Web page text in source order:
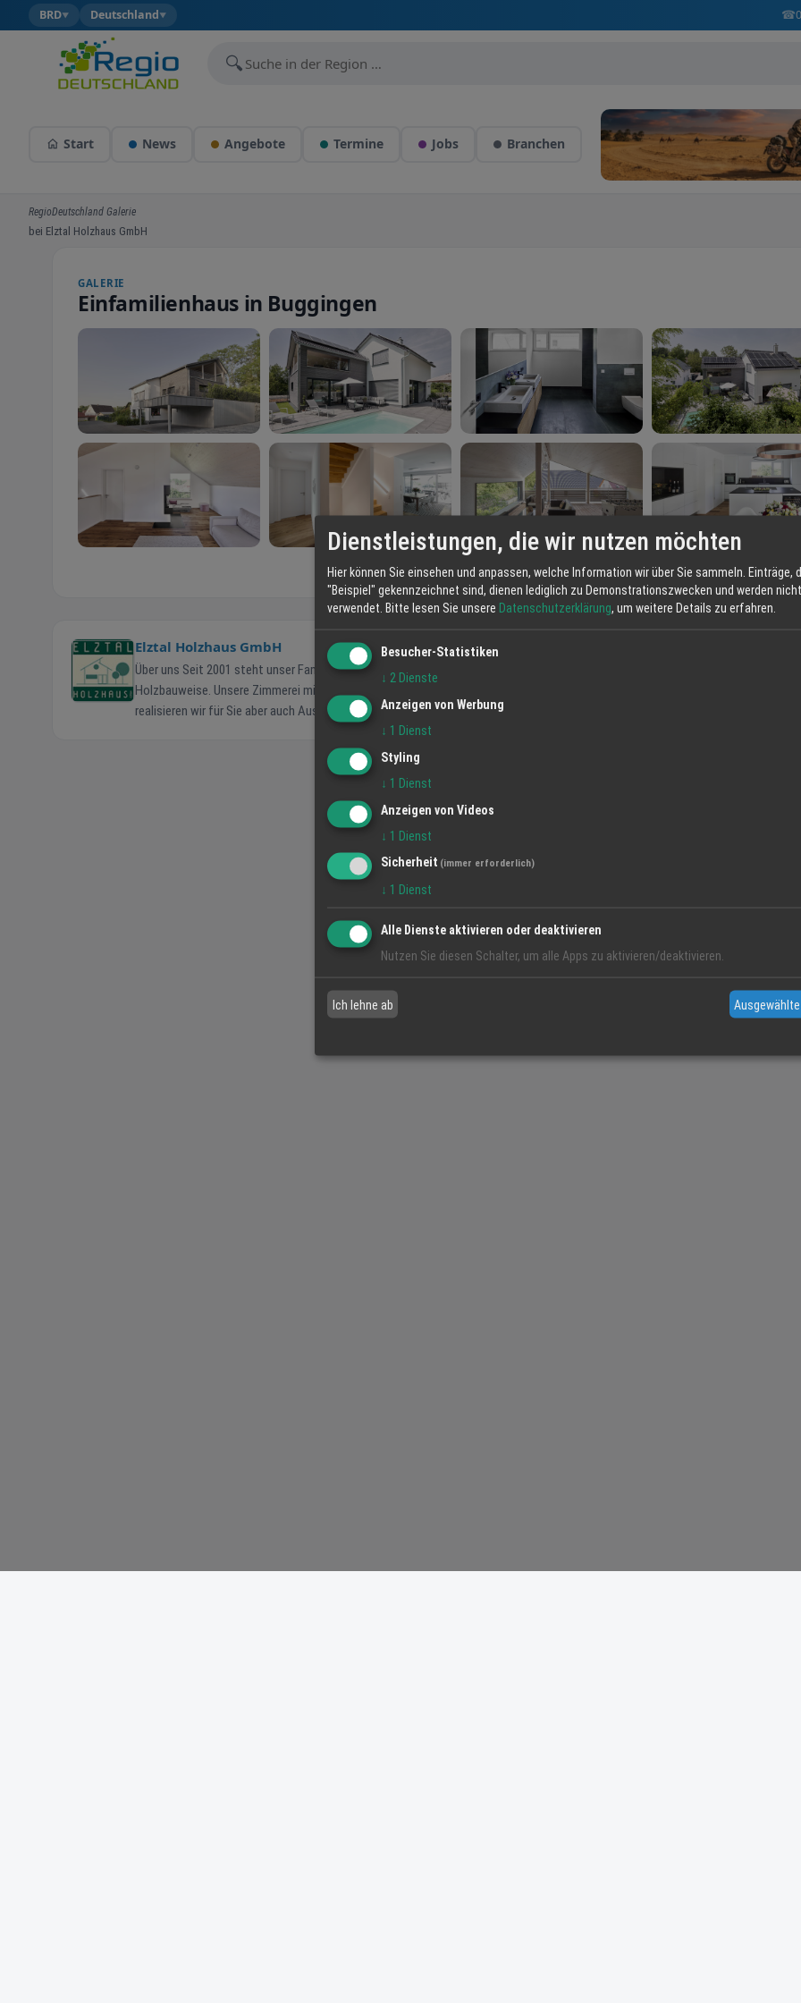
BRD▼ Deutschland▼ ☎
🔍
Start News Angebote Termine Jobs Branchen
RegioDeutschland Galerie
bei Elztal Holzhaus GmbH
GALERIE
Einfamilienhaus in Buggingen
Elztal Holzhaus GmbH
Über uns Seit 2001 steht unser Familienunternehmen für qualitativ hochwertige und individuelle Holzhäuser in ökologischer
Holzbauweise. Unsere Zimmerei mit Sitz in Schuttertal-Schweighausen ist auf den schlüsselfertigen Hausbau spezialisiert, gerne
realisieren wir für Sie aber auch Ausbauhäuser sowie Sanierungen. Ob Wohnhäuser, Gewerbebauten oder Kommunalgebäude: Jedes
Elztal Wohnhaus ist ein Unikat! Wir entwickeln mit Ihnen zusammen einen auf Sie passend zugeschnittenen Entwurf ganz nach
Wünschen oder arbeiten bereits bestehende Architektenpläne weiter für Sie aus. Auf unserer Homepage erhalten Sie einen
über unsere Leistungen. Wir freuen uns, wenn wir auch Ihr Traumhaus aus Holz verwirklichen dürfen. Wir beraten Sie gerne ! Ihr Elztal-
Dienstleistungen, die wir nutzen möchten
Hier können Sie einsehen und anpassen, welche Information wir über Sie sammeln. Einträge,
"Beispiel" gekennzeichnet sind, dienen lediglich zu Demonstrationszwecken und werden
verwendet. Bitte lesen Sie unsere Datenschutzerklärung, um weitere Details zu erfahren.
Besucher-Statistiken
↓ 2 Dienste
Anzeigen von Werbung
↓ 1 Dienst
Styling
↓ 1 Dienst
Anzeigen von Videos
↓ 1 Dienst
Sicherheit (immer erforderlich)
↓ 1 Dienst
Alle Dienste aktivieren oder deaktivieren
Nutzen Sie diesen Schalter, um alle Apps zu aktivieren/deaktivieren.
Ich lehne ab